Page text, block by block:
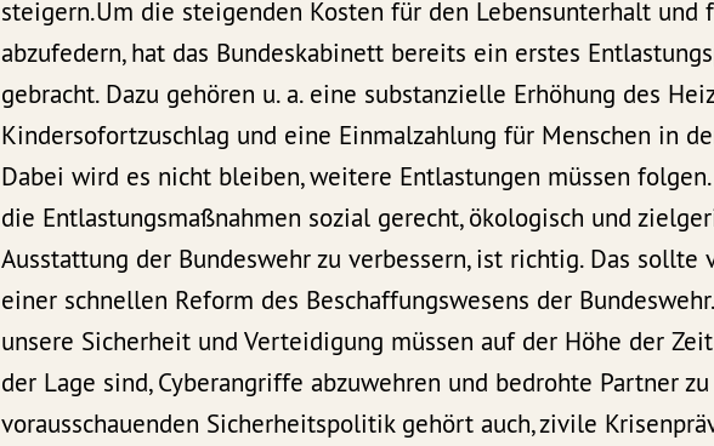
steigern.Um die steigenden Kosten für den Lebensunterhalt und
abzufedern, hat das Bundeskabinett bereits ein erstes
gebracht. Dazu gehören u. a. eine substanzielle Erhöhung des
Kindersofortzuschlag und eine Einmalzahlung für Menschen in
Dabei wird es nicht bleiben, weitere Entlastungen müssen
die Entlastungsmaßnahmen sozial gerecht, ökologisch und
Ausstattung der Bundeswehr zu verbessern, ist richtig. Das sollte
einer schnellen Reform des Beschaffungswesens der
unsere Sicherheit und Verteidigung müssen auf der Höhe der
der Lage sind, Cyberangriffe abzuwehren und bedrohte Partner
vorausschauenden Sicherheitspolitik gehört auch, zivile